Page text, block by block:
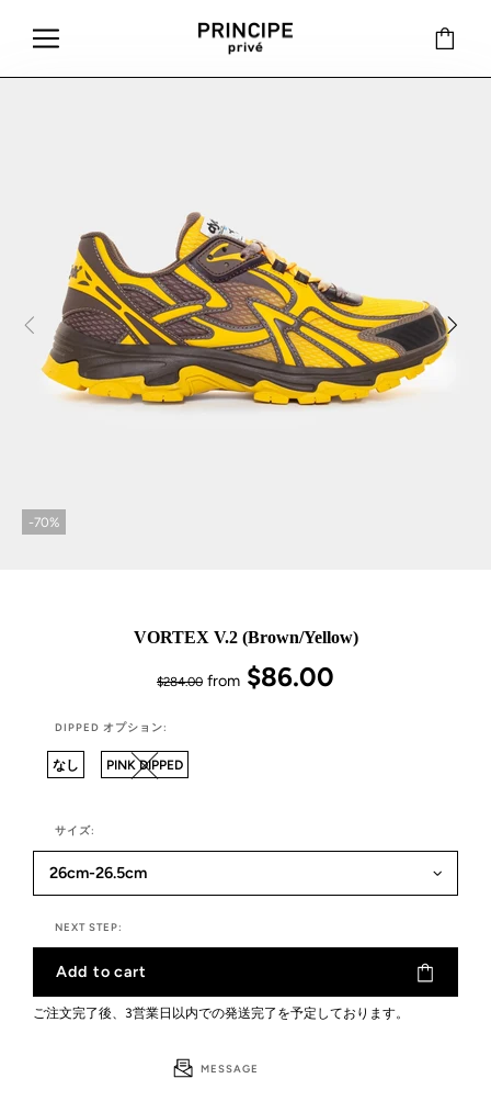
-70%
VORTEX V.2 (Brown/Yellow)
$284.00 from $86.00
DIPPED オプション:
なし PINK DIPPED
サイズ:
NEXT STEP:
MESSAGE
Add to cart
ご注文完了後、3営業日以内での発送完了を予定しております。